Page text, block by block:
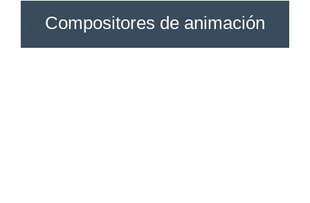
Compositores de animación